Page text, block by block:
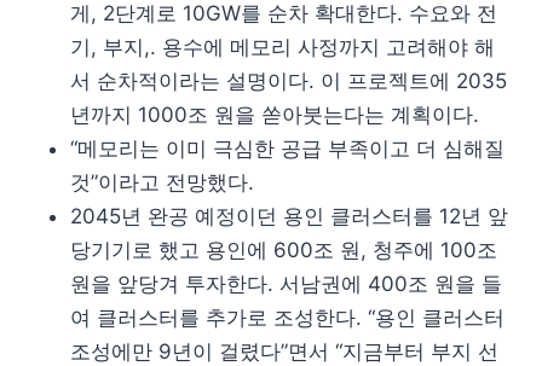
게, 2단계로 10GW를 순차 확대한다. 수요와 전
기, 부지,. 용수에 메모리 사정까지 고려해야 해
서 순차적이라는 설명이다. 이 프로젝트에 2035
년까지 1000조 원을 쏟아붓는다는 계획이다.
“메모리는 이미 극심한 공급 부족이고 더 심해질
것”이라고 전망했다.
2045년 완공 예정이던 용인 클러스터를 12년 앞
당기기로 했고 용인에 600조 원, 청주에 100조
원을 앞당겨 투자한다. 서남권에 400조 원을 들
여 클러스터를 추가로 조성한다. “용인 클러스터
조성에만 9년이 걸렸다”면서 “지금부터 부지 선